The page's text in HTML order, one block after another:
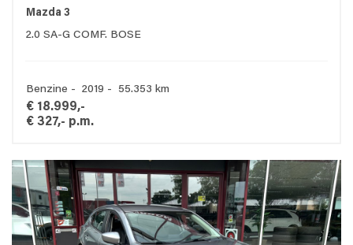
Mazda 3
2.0 SA-G COMF. BOSE
Benzine - 2019 - 55.353 km
€ 18.999,-
€ 327,- p.m.